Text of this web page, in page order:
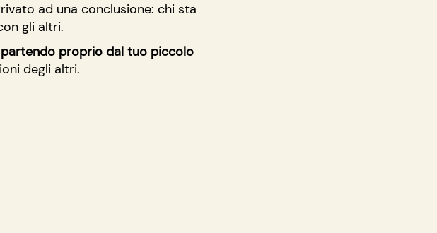
ad una conclusione: chi sta
gli altri.
proprio dal tuo piccolo
degli altri.